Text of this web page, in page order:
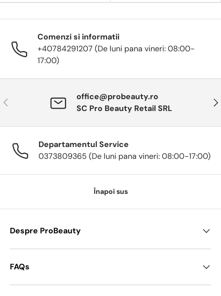
Comenzi si informatii
+40784291207 (De luni pana vineri: 08:00-
17:00)
Anterior
office@probeauty.ro
SC Pro Beauty Retail SRL
Departamentul Service
0373809365 (De luni pana vineri: 08:00-17:00)
Înapoi sus
Despre ProBeauty
FAQs